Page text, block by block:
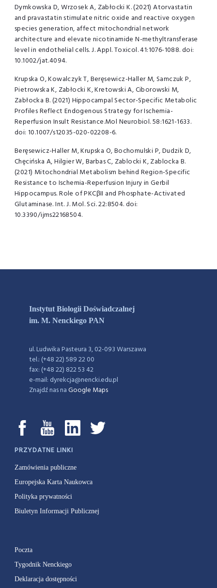
Dymkowska D, Wrzosek A, Zabłocki K. (2021) Atorvastatin
and pravastatin stimulate nitric oxide and reactive oxygen
species generation, affect mitochondrial network
architecture and elevate nicotinamide N-methyltransferase
level in endothelial cells. J. Appl. Toxicol. 41:1076-1088. doi:
10.1002/jat.4094.
Krupska O, Kowalczyk T, Beręsewicz-Haller M, Samczuk P,
Pietrowska K, Zabłocki K, Kretowski A, Ciborowski M,
Zabłocka B. (2021) Hippocampal Sector-Specific Metabolic
Profiles Reflect Endogenous Strategy for Ischemia-
Reperfusion Insult Resistance.Mol Neurobiol. 58:1621-1633.
doi: 10.1007/s12035-020-02208-6.
Beręsewicz-Haller M, Krupska O, Bochomulski P, Dudzik D,
Chęcińska A, Hilgier W, Barbas C, Zablocki K, Zablocka B.
(2021) Mitochondrial Metabolism behind Region-Specific
Resistance to Ischemia-Reperfusion Injury in Gerbil
Hippocampus. Role of PKCβII and Phosphate-Activated
Glutaminase. Int. J. Mol. Sci. 22:8504. doi:
10.3390/ijms22168504.
Instytut Biologii Doświadczalnej
im. M. Nenckiego PAN
ul. Ludwika Pasteura 3, 02-093 Warszawa
tel.: (+48 22) 589 22 00
fax: (+48 22) 822 53 42
e-mail: dyrekcja@nencki.edu.pl
Znajdź nas naGoogle Maps
PRZYDATNE LINKI
Zamówienia publiczne
Europejska Karta Naukowca
Polityka prywatności
Biuletyn Informacji Publicznej
Poczta
Tygodnik Nenckiego
Deklaracja dostępności